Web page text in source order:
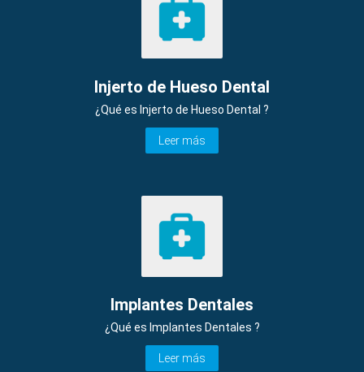
Injerto de Hueso Dental
¿Qué es Injerto de Hueso Dental ?
Leer más
Implantes Dentales
¿Qué es Implantes Dentales ?
Leer más